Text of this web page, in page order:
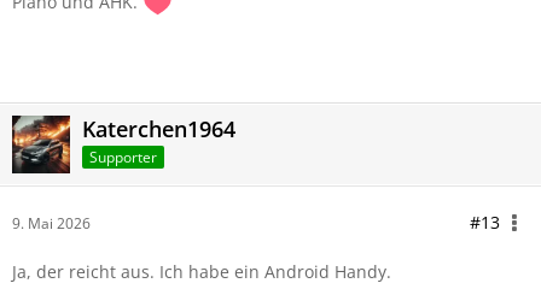
Katerchen1964
Supporter
9. Mai 2026 #13
Ja, der reicht aus. Ich habe ein Android Handy.